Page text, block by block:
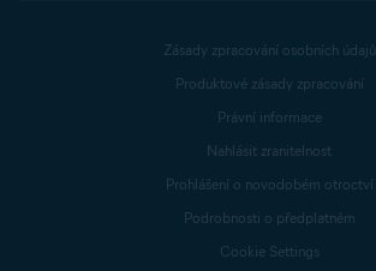
Zásady zpracování osobních údajů
Produktové zásady zpracování
Právní informace
Nahlásit zranitelnost
Prohlášení o novodobém otroctví
Podrobnosti o předplatném
Cookie Settings